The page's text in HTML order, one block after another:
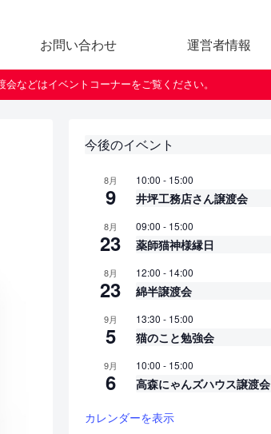
お問い合わせ 運営者情報
などはイベントコーナーをご覧ください。
今後のイベント
8月
9
10:00 - 15:00
井坪工務店さん譲渡会
8月
23
09:00 - 15:00
薬師猫神様縁日
8月
23
12:00 - 14:00
綿半譲渡会
9月
5
13:30 - 15:00
猫のこと勉強会
9月
6
10:00 - 15:00
高森にゃんズハウス譲渡会
カレンダーを表示